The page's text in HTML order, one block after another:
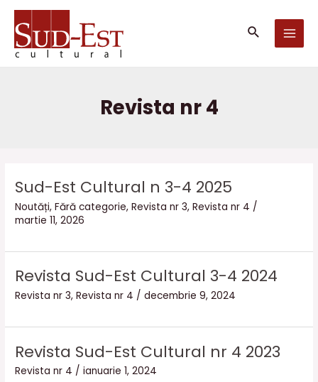
Skip
content
Căutare
Revista nr 4
Sud-Est Cultural n 3-4 2025
Noutăți,Fără categorie,Revista nr 3,Revista nr 4 /
martie 11, 2026
Revista Sud-Est Cultural 3-4 2024
Revista nr 3,Revista nr 4 /decembrie 9, 2024
Revista Sud-Est Cultural nr 4 2023
Revista nr 4 /ianuarie 1, 2024